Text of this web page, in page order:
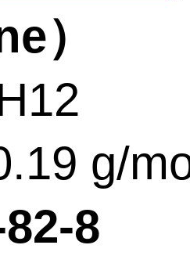
）
g/
8